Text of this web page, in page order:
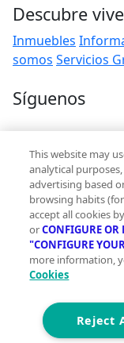
Descubre
Inmuebles
somos Servicios
Síguenos
Contacto
Aviso Legal
Condiciones de uso
Politica de
Política de cookies
Accesibilidad
This website may
analytical
advertising based
browsing habits
accept all cookies
orCONFIGURE OR
"CONFIGURE
more information,
Cookies
Reject